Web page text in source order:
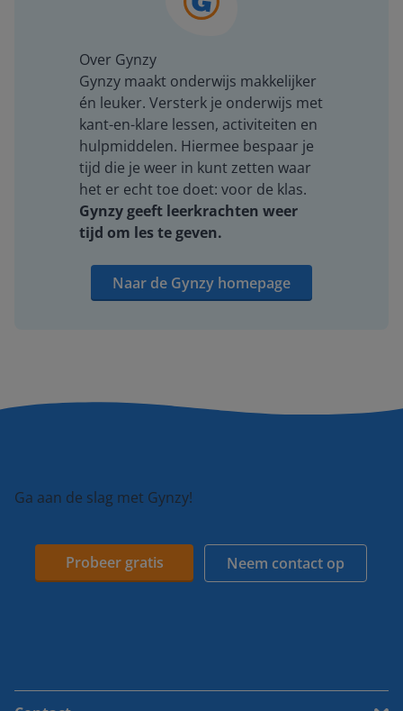
Over Gynzy
Gynzy maakt onderwijs makkelijker
én leuker. Versterk je onderwijs met
kant-en-klare lessen, activiteiten en
hulpmiddelen. Hiermee bespaar je
tijd die je weer in kunt zetten waar
het er echt toe doet: voor de klas.
Gynzy geeft leerkrachten weer
tijd om les te geven.
Naar de Gynzy homepage
Ga aan de slag met Gynzy!
Probeer gratis Neem contact op